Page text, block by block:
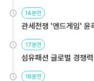
14분전
관세전쟁 '엔드게임' 윤
용해야
17분전
섬유패션 글로벌 경쟁
원
18분전